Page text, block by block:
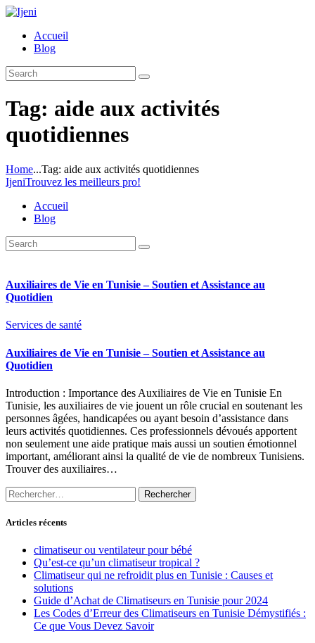
Accueil
Blog
Tag: aide aux activités
quotidiennes
Home...Tag: aide aux activités quotidiennes
IjeniTrouvez les meilleurs pro!
Accueil
Blog
Auxiliaires de Vie en Tunisie – Soutien et Assistance au
Quotidien
Services de santé
Auxiliaires de Vie en Tunisie – Soutien et Assistance au
Quotidien
Introduction : Importance des Auxiliaires de Vie en Tunisie En
Tunisie, les auxiliaires de vie jouent un rôle crucial en soutenant les
personnes âgées, handicapées ou ayant besoin d’assistance dans
leurs activités quotidiennes. Ces professionnels dévoués apportent
non seulement une aide pratique mais aussi un soutien émotionnel
important, améliorant ainsi la qualité de vie de nombreux Tunisiens.
Trouver des auxiliaires…
Rechercher :
Articles récents
climatiseur ou ventilateur pour bébé
Qu’est-ce qu’un climatiseur tropical ?
Climatiseur qui ne refroidit plus en Tunisie : Causes et
solutions
Guide d’Achat de Climatiseurs en Tunisie pour 2024
Les Codes d’Erreur des Climatiseurs en Tunisie Démystifiés :
Ce que Vous Devez Savoir